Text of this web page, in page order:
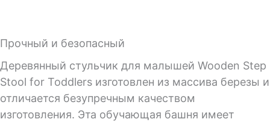
Прочный и безопасный
Деревянный стульчик для малышей Wooden Step
Stool for Toddlers изготовлен из массива березы и
отличается безупречным качеством
изготовления. Эта обучающая башня имеет